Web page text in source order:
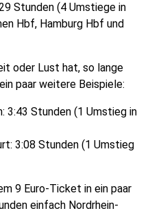
Stunden (4 Umstiege in
Hbf, Hamburg Hbf und
oder Lust hat, so lange
paar weitere Beispiele:
3:43 Stunden (1 Umstieg in
3:08 Stunden (1 Umstieg
9 Euro-Ticket in ein paar
einfach Nordrhein-